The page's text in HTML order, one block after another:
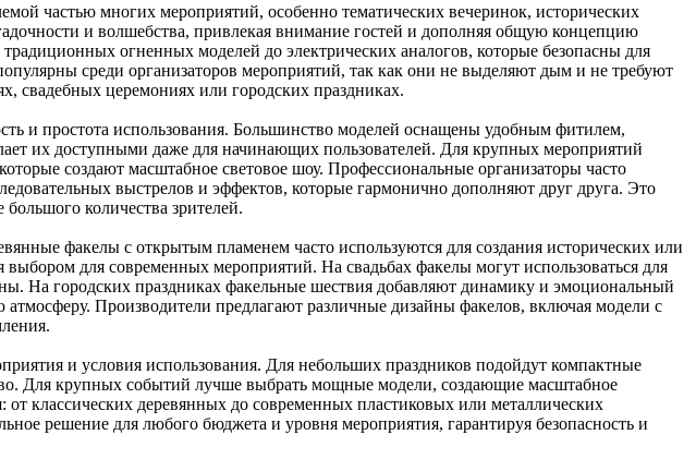
частью многих мероприятий, особенно тематических вечеринок, исторических
и волшебства, привлекая внимание гостей и дополняя общую концепцию
огненных моделей до электрических аналогов, которые безопасны для
среди организаторов мероприятий, так как они не выделяют дым и не требуют
свадебных церемониях или городских праздниках.
и простота использования. Большинство моделей оснащены удобным фитилем,
их доступными даже для начинающих пользователей. Для крупных мероприятий
создают масштабное световое шоу. Профессиональные организаторы часто
выстрелов и эффектов, которые гармонично дополняют друг друга. Это
количества зрителей.
факелы с открытым пламенем часто используются для создания исторических или
для современных мероприятий. На свадьбах факелы могут использоваться для
На городских праздниках факельные шествия добавляют динамику и эмоциональный
Производители предлагают различные дизайны факелов, включая модели с
и условия использования. Для небольших праздников подойдут компактные
Для крупных событий лучше выбрать мощные модели, создающие масштабное
классических деревянных до современных пластиковых или металлических
решение для любого бюджета и уровня мероприятия, гарантируя безопасность и